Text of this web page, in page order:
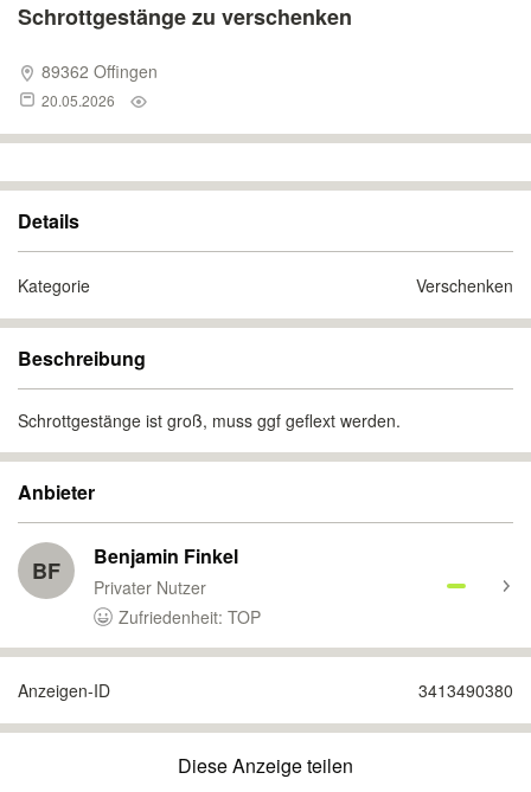
Schrottgestänge zu verschenken
89362 Offingen
20.05.2026
Details
Kategorie Verschenken
Beschreibung
Schrottgestänge ist groß, muss ggf geflext werden.
Anbieter
BF Benjamin Finkel
Privater Nutzer
Zufriedenheit: TOP
Anzeigen-ID 3413490380
Diese Anzeige teilen